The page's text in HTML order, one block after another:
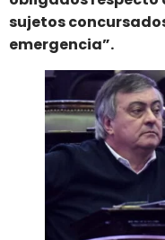
sujetos
emergencia”.